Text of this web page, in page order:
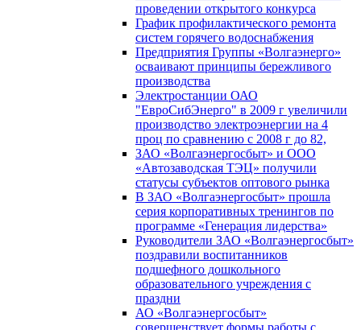
проведении открытого конкурса
График профилактического ремонта
систем горячего водоснабжения
Предприятия Группы «Волгаэнерго»
осваивают принципы бережливого
производства
Электростанции ОАО
"ЕвроСибЭнерго" в 2009 г увеличили
производство электроэнергии на 4
проц по сравнению с 2008 г до 82,
ЗАО «Волгаэнергосбыт» и ООО
«Автозаводская ТЭЦ» получили
статусы субъектов оптового рынка
В ЗАО «Волгаэнергосбыт» прошла
серия корпоративных тренингов по
программе «Генерация лидерства»
Руководители ЗАО «Волгаэнергосбыт»
поздравили воспитанников
подшефного дошкольного
образовательного учреждения с
праздни
АО «Волгаэнергосбыт»